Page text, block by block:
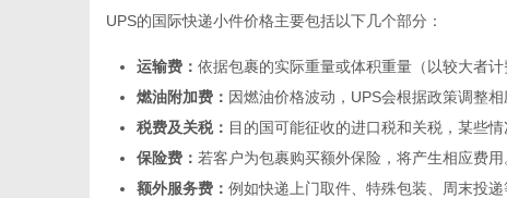
UPS的国际快递小件价格主要包括以下几个部分：
运输费： 依据包裹的实际重量或体积重量（以较大者
燃油附加费： 因燃油价格波动，UPS会根据政策调整相
税费及关税： 目的国可能征收的进口税和关税，某些情
保险费： 若客户为包裹购买额外保险，将产生相应费用
额外服务费： 例如快递上门取件、特殊包装、周末投递